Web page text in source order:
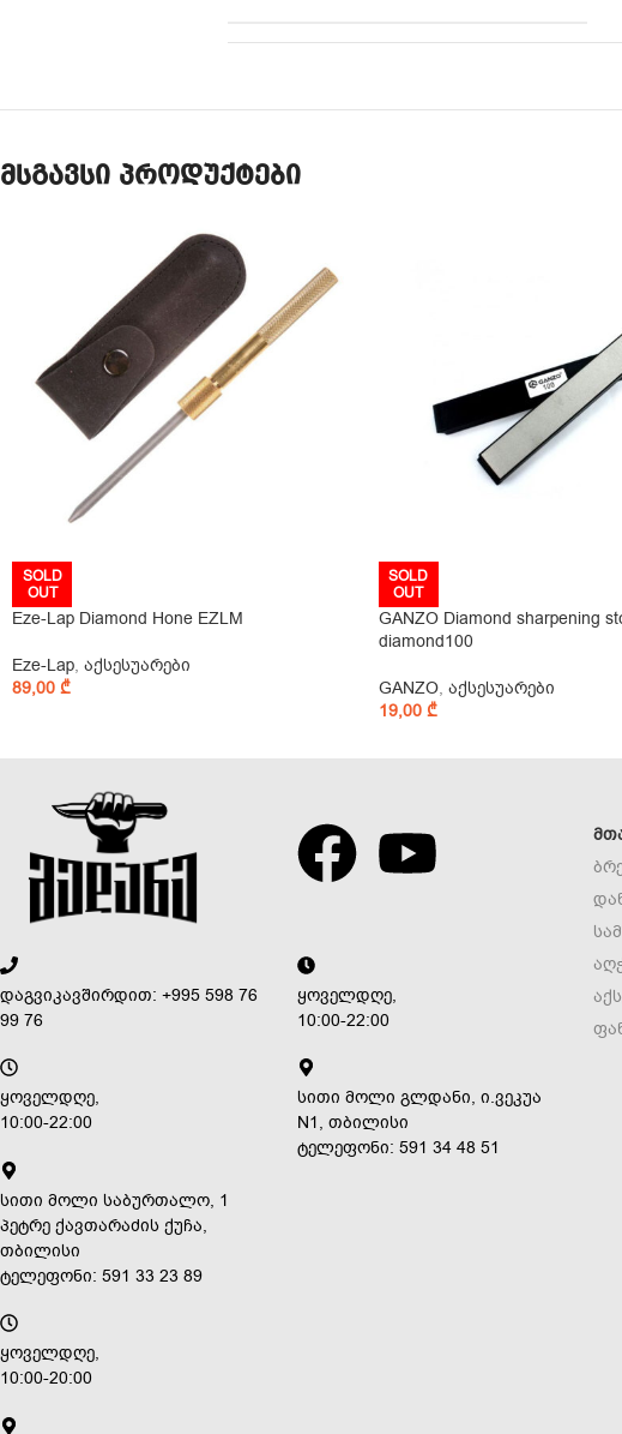
მსგავსი პროდუქტები
SOLD
OUT
Eze-Lap Diamond Hone EZLM
Eze-Lap, აქსესუარები
89,00 ₾
SOLD
OUT
GANZO Diamond sharpening
diamond100
GANZO, აქსესუარები
19,00 ₾
დაგვიკავშირდით: +995 598 76
99 76
ყოველდღე,
10:00-22:00
სითი მოლი საბურთალო, 1
პეტრე ქავთარაძის ქუჩა,
თბილისი
ტელეფონი: 591 33 23 89
ყოველდღე,
10:00-20:00
ყოველდღე,
10:00-22:00
სითი მოლი გლდანი, ი.ვეკუა
N1, თბილისი
ტელეფონი: 591 34 48 51